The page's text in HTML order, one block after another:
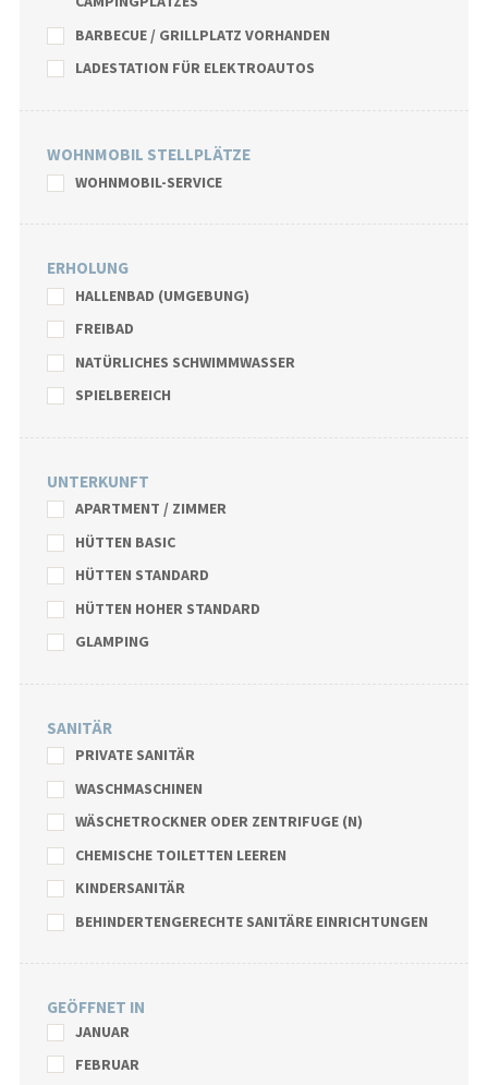
BARBECUE / GRILLPLATZ VORHANDEN
LADESTATION FÜR ELEKTROAUTOS
WOHNMOBIL STELLPLÄTZE
WOHNMOBIL-SERVICE
ERHOLUNG
HALLENBAD (UMGEBUNG)
FREIBAD
NATÜRLICHES SCHWIMMWASSER
SPIELBEREICH
UNTERKUNFT
APARTMENT / ZIMMER
HÜTTEN BASIC
HÜTTEN STANDARD
HÜTTEN HOHER STANDARD
GLAMPING
SANITÄR
PRIVATE SANITÄR
WASCHMASCHINEN
WÄSCHETROCKNER ODER ZENTRIFUGE (N)
CHEMISCHE TOILETTEN LEEREN
KINDERSANITÄR
BEHINDERTENGERECHTE SANITÄRE EINRICHTUNGEN
GEÖFFNET IN
JANUAR
FEBRUAR